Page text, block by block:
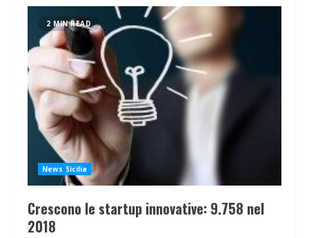
2 MIN READ
News Sicilia
Crescono le startup innovative: 9.758 nel
2018